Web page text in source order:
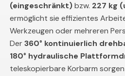
(eingeschränkt)bzw. 227 kg
ermöglicht sie effizientes
Werkzeugen oder mehreren
Der360° kontinuierlich
180° hydraulische
teleskopierbare Korbarm